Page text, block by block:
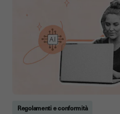
Regolamenti e conformità